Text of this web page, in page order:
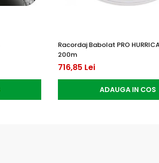
Racordaj Babolat PRO
200m
716,85 Lei
ADAUGA IN COS